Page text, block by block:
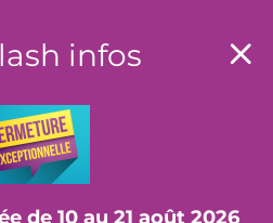
infos
de 10 au 21 août 2026